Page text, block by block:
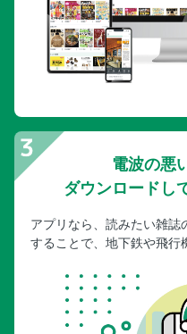
電波の悪
ダウンロードし
アプリなら、読みたい雑誌
することで、地下鉄や飛行